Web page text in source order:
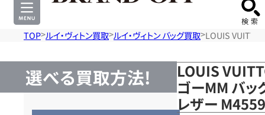
TOP ルイ・ヴィトン買取 ルイ・ヴィトン バッグ買取 LOUIS
選べる買取方法!
LOUIS
ゴーMM バッ
レザー